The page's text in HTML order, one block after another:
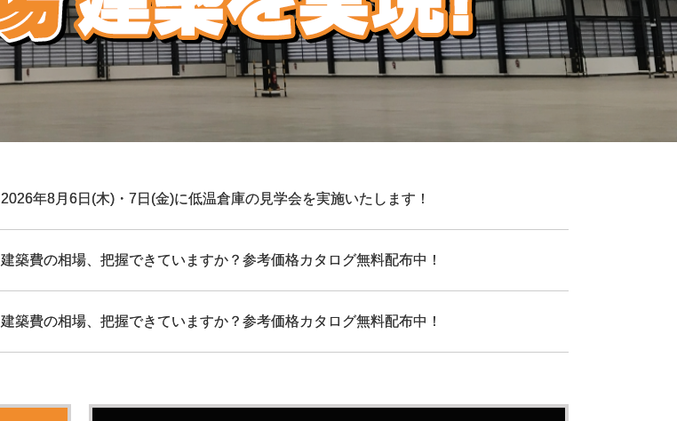
2026年8月6日(木)・7日(金)に低温倉庫の見学会を実施いたします！
建築費の相場、把握できていますか？参考価格カタログ無料配布中！
建築費の相場、把握できていますか？参考価格カタログ無料配布中！